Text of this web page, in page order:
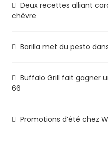
Deux recettes alliant
chèvre
Barilla met du pesto
Buffalo Grill fait gagner
66
Promotions d’été chez